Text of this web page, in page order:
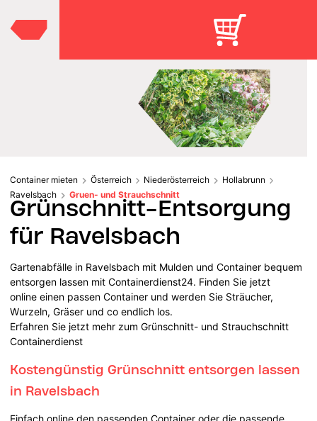
Container mieten Österreich Niederösterreich
Hollabrunn
Ravelsbach
Gruen- und Strauchschnitt
Grünschnitt-Entsorgung
für Ravelsbach
Gartenabfälle in Ravelsbach mit Mulden und Container bequem
entsorgen lassen mit Containerdienst24. Finden Sie jetzt
online einen passen Container und werden Sie Sträucher,
Wurzeln, Gräser und co endlich los.
Erfahren Sie jetzt mehr zum Grünschnitt- und Strauchschnitt
Containerdienst
Kostengünstig Grünschnitt entsorgen lassen
in Ravelsbach
Einfach online den passenden Container oder die passende